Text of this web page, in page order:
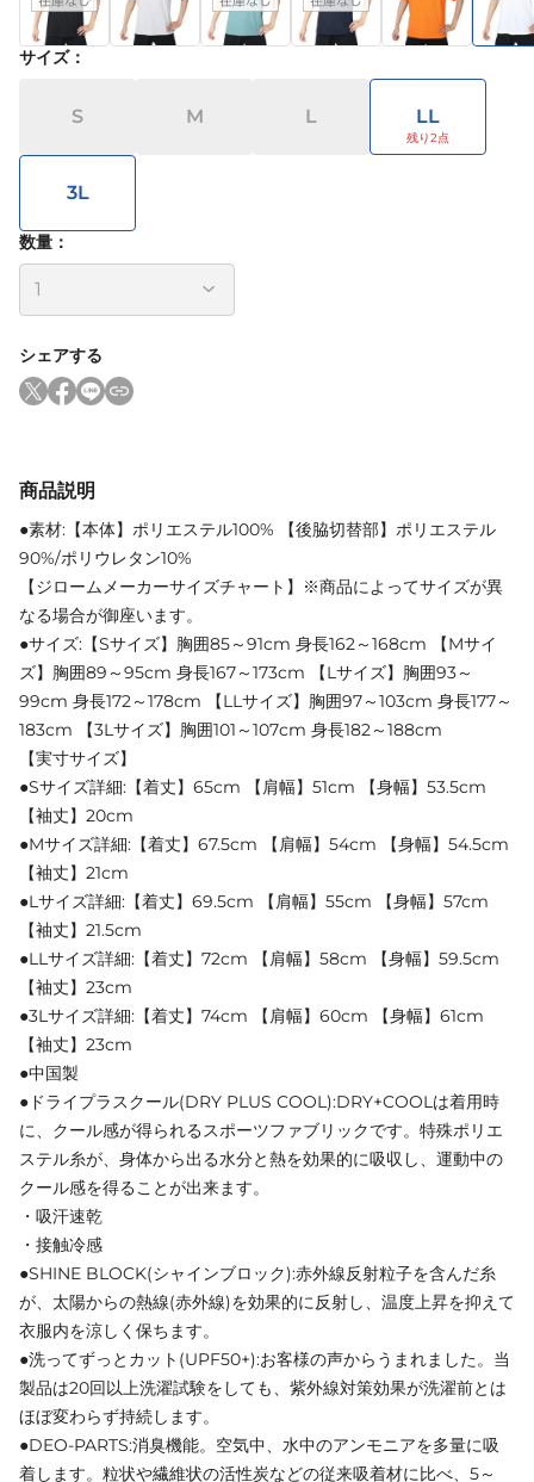
サイズ：
S M L LL
3L
数量：
シェアする
商品説明
●素材:【本体】ポリエステル100% 【後脇切替部】ポリエステル
90%/ポリウレタン10%
【ジロームメーカーサイズチャート】※商品によってサイズが異
なる場合が御座います。
●サイズ:【Sサイズ】胸囲85～91cm 身長162～168cm 【Mサイ
ズ】胸囲89～95cm 身長167～173cm 【Lサイズ】胸囲93～
99cm 身長172～178cm 【LLサイズ】胸囲97～103cm 身長177～
183cm 【3Lサイズ】胸囲101～107cm 身長182～188cm
【実寸サイズ】
●Sサイズ詳細:【着丈】65cm 【肩幅】51cm 【身幅】53.5cm
【袖丈】20cm
●Mサイズ詳細:【着丈】67.5cm 【肩幅】54cm 【身幅】54.5cm
【袖丈】21cm
●Lサイズ詳細:【着丈】69.5cm 【肩幅】55cm 【身幅】57cm
【袖丈】21.5cm
●LLサイズ詳細:【着丈】72cm 【肩幅】58cm 【身幅】59.5cm
【袖丈】23cm
●3Lサイズ詳細:【着丈】74cm 【肩幅】60cm 【身幅】61cm
【袖丈】23cm
●中国製
●ドライプラスクール(DRY PLUS COOL):DRY+COOLは着用時
に、クール感が得られるスポーツファブリックです。特殊ポリエ
ステル糸が、身体から出る水分と熱を効果的に吸収し、運動中の
クール感を得ることが出来ます。
・吸汗速乾
・接触冷感
●SHINE BLOCK(シャインブロック):赤外線反射粒子を含んだ糸
が、太陽からの熱線(赤外線)を効果的に反射し、温度上昇を抑えて
衣服内を涼しく保ちます。
●洗ってずっとカット(UPF50+):お客様の声からうまれました。当
製品は20回以上洗濯試験をしても、紫外線対策効果が洗濯前とは
ほぼ変わらず持続します。
●DEO-PARTS:消臭機能。空気中、水中のアンモニアを多量に吸
着します。粒状や繊維状の活性炭などの従来吸着材に比べ、5～